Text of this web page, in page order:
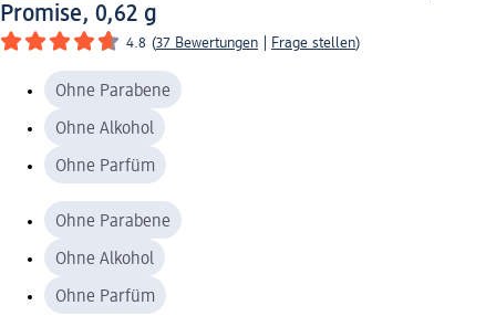
Promise, 0,62 g
4.8 (37 Bewertungen Frage stellen)
Ohne Parabene
Ohne Alkohol
Ohne Parfüm
Ohne Parabene
Ohne Alkohol
Ohne Parfüm